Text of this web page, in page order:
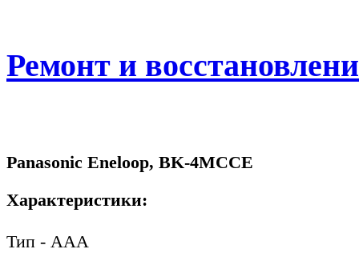
Ремонт и
Panasonic Eneloop, BK-4MCCE
Характеристики:
Тип - ААА